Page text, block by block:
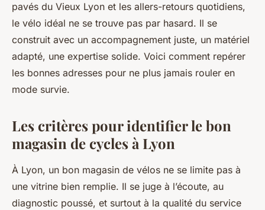
pavés du Vieux Lyon et les allers-retours quotidiens,
le vélo idéal ne se trouve pas par hasard. Il se
construit avec un accompagnement juste, un matériel
adapté, une expertise solide. Voici comment repérer
les bonnes adresses pour ne plus jamais rouler en
mode survie.
Les critères pour identifier le bon
magasin de cycles à Lyon
À Lyon, un bon magasin de vélos ne se limite pas à
une vitrine bien remplie. Il se juge à l’écoute, au
diagnostic poussé, et surtout à la qualité du service